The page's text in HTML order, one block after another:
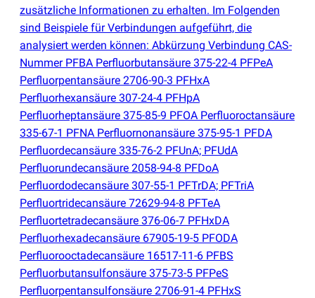
zusätzliche Informationen zu erhalten. Im Folgenden
sind Beispiele für Verbindungen aufgeführt, die
analysiert werden können: Abkürzung Verbindung CAS-
Nummer PFBA Perfluorbutansäure 375-22-4 PFPeA
Perfluorpentansäure 2706-90-3 PFHxA
Perfluorhexansäure 307-24-4 PFHpA
Perfluorheptansäure 375-85-9 PFOA Perfluoroctansäure
335-67-1 PFNA Perfluornonansäure 375-95-1 PFDA
Perfluordecansäure 335-76-2 PFUnA; PFUdA
Perfluorundecansäure 2058-94-8 PFDoA
Perfluordodecansäure 307-55-1 PFTrDA; PFTriA
Perfluortridecansäure 72629-94-8 PFTeA
Perfluortetradecansäure 376-06-7 PFHxDA
Perfluorhexadecansäure 67905-19-5 PFODA
Perfluorooctadecansäure 16517-11-6 PFBS
Perfluorbutansulfonsäure 375-73-5 PFPeS
Perfluorpentansulfonsäure 2706-91-4 PFHxS